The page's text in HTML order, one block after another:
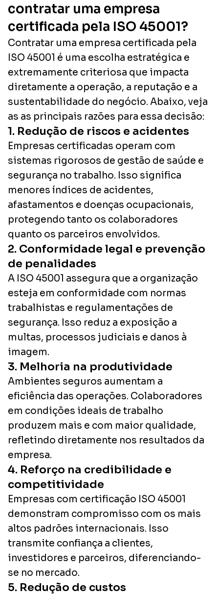
contratar uma empresa
certificada pela ISO 45001?
Contratar uma empresa certificada pela
ISO 45001 é uma escolha estratégica e
extremamente criteriosa que impacta
diretamente a operação, a reputação e a
sustentabilidade do negócio. Abaixo, veja
as as principais razões para essa decisão:
1. Redução de riscos e acidentes
Empresas certificadas operam com
sistemas rigorosos de gestão de saúde e
segurança no trabalho. Isso significa
menores índices de acidentes,
afastamentos e doenças ocupacionais,
protegendo tanto os colaboradores
quanto os parceiros envolvidos.
2. Conformidade legal e prevenção
de penalidades
A ISO 45001 assegura que a organização
esteja em conformidade com normas
trabalhistas e regulamentações de
segurança. Isso reduz a exposição a
multas, processos judiciais e danos à
imagem.
3. Melhoria na produtividade
Ambientes seguros aumentam a
eficiência das operações. Colaboradores
em condições ideais de trabalho
produzem mais e com maior qualidade,
refletindo diretamente nos resultados da
empresa.
4. Reforço na credibilidade e
competitividade
Empresas com certificação ISO 45001
demonstram compromisso com os mais
altos padrões internacionais. Isso
transmite confiança a clientes,
investidores e parceiros, diferenciando-
se no mercado.
5. Redução de custos